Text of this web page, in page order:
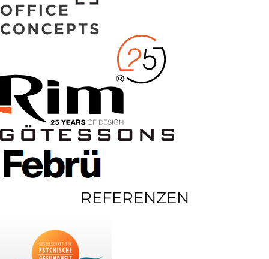
REFERENZEN